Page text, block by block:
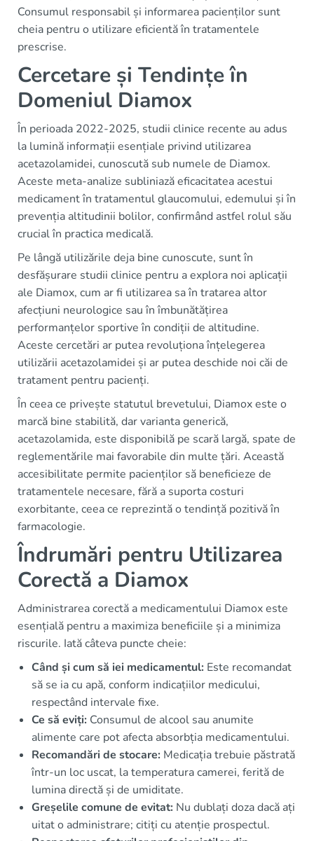
Consumul responsabil și informarea pacienților sunt
cheia pentru o utilizare eficientă în tratamentele
prescrise.
Cercetare și Tendințe în
Domeniul Diamox
În perioada 2022-2025, studii clinice recente au adus
la lumină informații esențiale privind utilizarea
acetazolamidei, cunoscută sub numele de Diamox.
Aceste meta-analize subliniază eficacitatea acestui
medicament în tratamentul glaucomului, edemului și în
prevenția altitudinii bolilor, confirmând astfel rolul său
crucial în practica medicală.
Pe lângă utilizările deja bine cunoscute, sunt în
desfășurare studii clinice pentru a explora noi aplicații
ale Diamox, cum ar fi utilizarea sa în tratarea altor
afecțiuni neurologice sau în îmbunătățirea
performanțelor sportive în condiții de altitudine.
Aceste cercetări ar putea revoluționa înțelegerea
utilizării acetazolamidei și ar putea deschide noi căi de
tratament pentru pacienți.
În ceea ce privește statutul brevetului, Diamox este o
marcă bine stabilită, dar varianta generică,
acetazolamida, este disponibilă pe scară largă, spate de
reglementările mai favorabile din multe țări. Această
accesibilitate permite pacienților să beneficieze de
tratamentele necesare, fără a suporta costuri
exorbitante, ceea ce reprezintă o tendință pozitivă în
farmacologie.
Îndrumări pentru Utilizarea
Corectă a Diamox
Administrarea corectă a medicamentului Diamox este
esențială pentru a maximiza beneficiile și a minimiza
riscurile. Iată câteva puncte cheie:
Când și cum să iei medicamentul: Este recomandat
să se ia cu apă, conform indicațiilor medicului,
respectând intervale fixe.
Ce să eviți: Consumul de alcool sau anumite
alimente care pot afecta absorbția medicamentului.
Recomandări de stocare: Medicația trebuie păstrată
într-un loc uscat, la temperatura camerei, ferită de
lumina directă și de umiditate.
Greșelile comune de evitat: Nu dublați doza dacă ați
uitat o administrare; citiți cu atenție prospectul.